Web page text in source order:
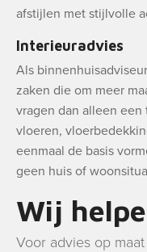
afstijlen met stijlvolle
Interieuradvies
Als
zaken die om meer
vragen dan alleen
vloeren,
eenmaal de basis
geen huis of
Wij
Voor advies op